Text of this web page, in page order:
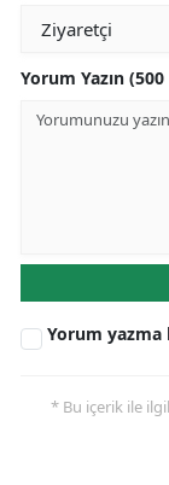
Yorum Yazın
Yorum yazma
* Bu içerik ile